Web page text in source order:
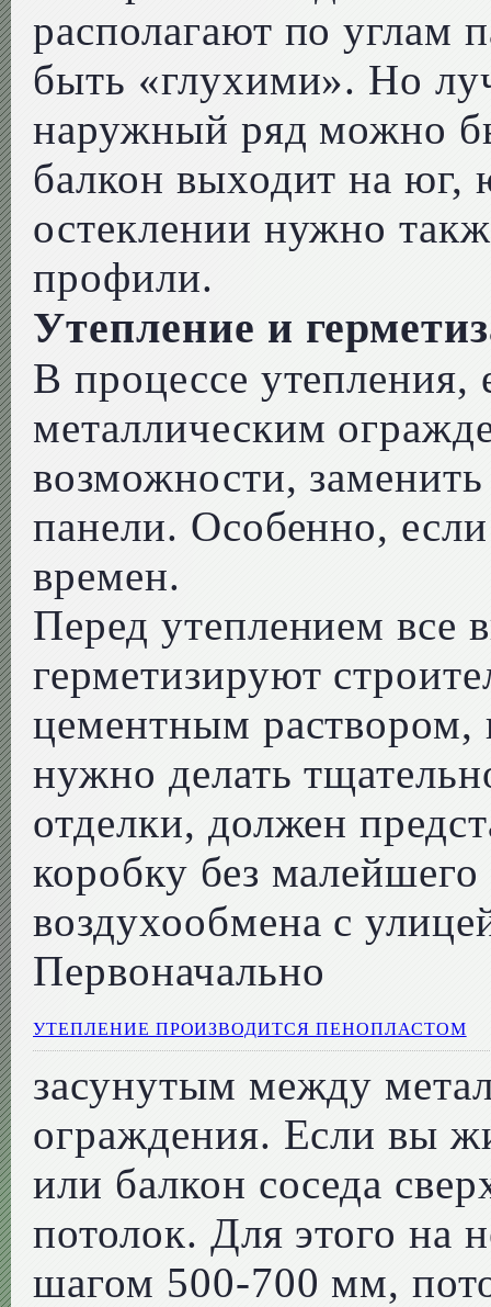
располагают по углам
быть «глухими». Но
наружный ряд можно
балкон выходит на юг,
остеклении нужно
профили.
Утепление и
В процессе
металлическим
возможности,
панели. Особенно,
времен.
Перед утеплением
герметизируют
цементным раствором,
нужно делать
отделки, должен
коробку без
воздухообмена с
Первоначально
УТЕПЛЕНИЕ ПРОИЗВОДИТСЯ ПЕНОПЛАСТОМ
засунутым между
ограждения. Если вы
или балкон соседа
потолок. Для этого на
шагом 500-700 мм,